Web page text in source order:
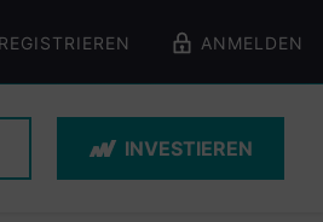
REGISTRIEREN ANMELDEN
INVESTIEREN